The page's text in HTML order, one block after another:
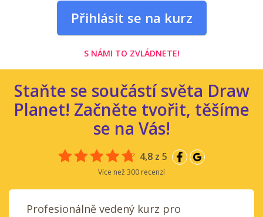
Přihlásit se na kurz
S NÁMI TO ZVLÁDNETE!
Staňte se součástí světa Draw
Planet! Začněte tvořit, těšíme
se na Vás!
4,8 z 5
Více než 300 recenzí
Profesionálně vedený kurz pro